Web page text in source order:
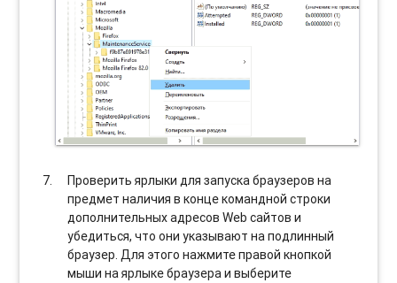
Проверить ярлыки для запуска браузеров на
предмет наличия в конце командной строки
дополнительных адресов Web сайтов и
убедиться, что они указывают на подлинный
браузер. Для этого нажмите правой кнопкой
мыши на ярлыке браузера и выберите